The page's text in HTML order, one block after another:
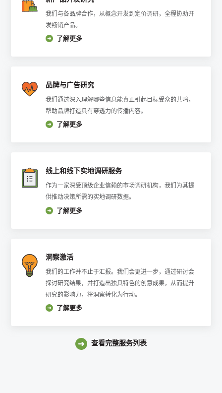
我们与各品牌合作，从概念开发到定价调研，全程协助开
发畅销产品。
了解更多
品牌与广告研究
我们通过深入理解哪些信息能真正引起目标受众的共鸣，
帮助品牌打造具有穿透力的传播内容。
了解更多
线上和线下实地调研服务
作为一家深受顶级企业信赖的市场调研机构，我们为其提
供推动决策所需的实地调研数据。
了解更多
洞察激活
我们的工作并不止于汇报。我们会更进一步，通过研讨会
探讨研究结果，并打造出独具特色的创意成果，从而提升
研究的影响力，将洞察转化为行动。
了解更多
查看完整服务列表